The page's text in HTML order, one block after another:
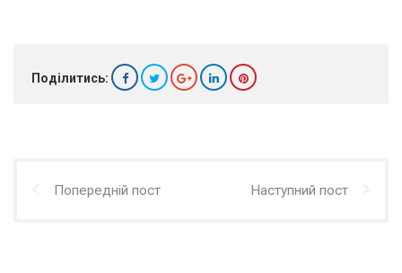
Поділитись:
Попередній пост Наступний пост